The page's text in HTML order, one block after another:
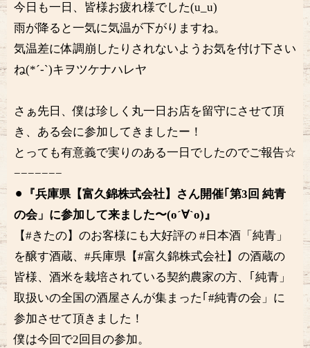
今日も一日、皆様お疲れ様でした(u_u)
雨が降ると一気に気温が下がりますね。
気温差に体調崩したりされないようお気を付け下さい
ね(*´-`)キヲツケナハレヤ
さぁ先日、僕は珍しく丸一日お店を留守にさせて頂
き、ある会に参加してきましたー！
とっても有意義で実りのある一日でしたのでご報告☆
−−−−−−−
⚫︎
『兵庫県【富久錦株式会社】さん開催｢第3回 純青
の会」に参加して来ました〜(о´∀`о)』
【#きたの】のお客様にも大好評の #日本酒「純青」
を醸す酒蔵、#兵庫県【#富久錦株式会社】の酒蔵の
皆様、酒米を栽培されている契約農家の方、｢純青」
取扱いの全国の酒屋さんが集まった｢#純青の会」に
参加させて頂きました！
僕は今回で2回目の参加。